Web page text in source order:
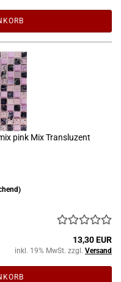
pink Mix Transluzent
13,30 EUR
inkl. 19% MwSt. zzgl. Versand